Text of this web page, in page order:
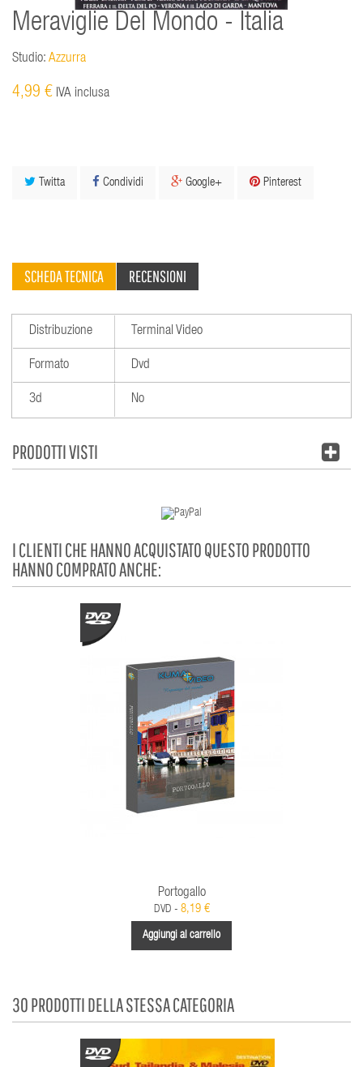
Meraviglie Del Mondo - Italia
Studio: Azzurra
4,99 € IVA inclusa
Twitta Condividi Google+ Pinterest
SCHEDA TECNICA RECENSIONI
Distribuzione Terminal Video
Formato Dvd
3d No
PRODOTTI VISTI
I CLIENTI CHE HANNO ACQUISTATO QUESTO PRODOTTO
HANNO COMPRATO ANCHE:
Portogallo
DVD - 8,19 €
Aggiungi al carrello
30 PRODOTTI DELLA STESSA CATEGORIA